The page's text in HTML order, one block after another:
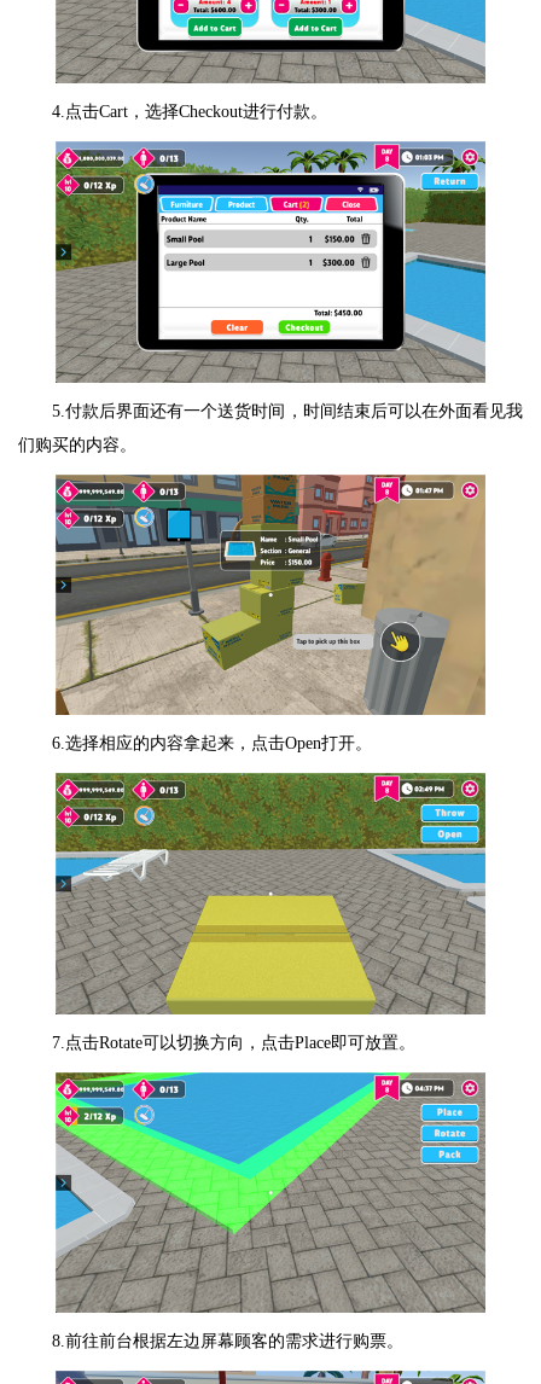
4.点击Cart，选择Checkout进行付款。
5.付款后界面还有一个送货时间，时间结束后可以在外面看见我
们购买的内容。
6.选择相应的内容拿起来，点击Open打开。
7.点击Rotate可以切换方向，点击Place即可放置。
8.前往前台根据左边屏幕顾客的需求进行购票。